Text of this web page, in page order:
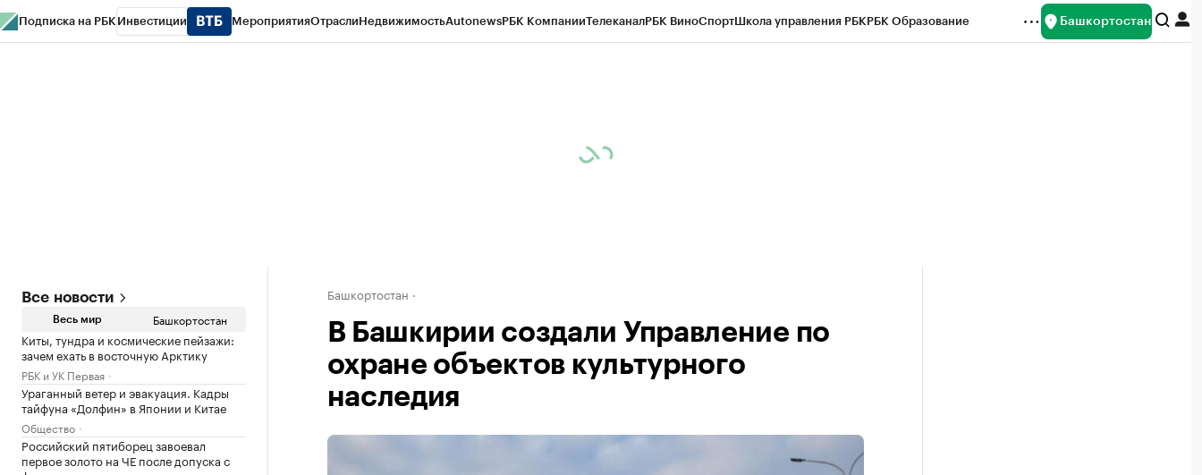
Подписка на РБК Инвестиции МероприятияОтраслиНедвижимостьAutonewsРБК КомпанииТелеканалРБК ВиноСпортШкола управления РБКРБК Образование Башкортостан
Все новости
Весь мир Башкортостан
Киты, тундра и космические пейзажи:
зачем ехать в восточную Арктику
РБК и УК Первая
Ураганный ветер и эвакуация. Кадры
тайфуна «Долфин» в Японии и Китае
Общество
Российский пятиборец завоевал
первое золото на ЧЕ после допуска с
Башкортостан
В Башкирии создали Управление по
охране объектов культурного
наследия